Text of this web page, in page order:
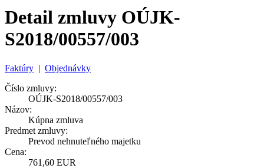
Detail zmluvy OÚJK-
S2018/00557/003
Faktúry | Objednávky
Číslo zmluvy:
OÚJK-S2018/00557/003
Názov:
Kúpna zmluva
Predmet zmluvy:
Prevod nehnuteľného majetku
Cena:
761,60 EUR